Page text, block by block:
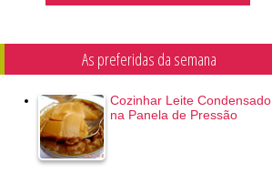
As preferidas da semana
Cozinhar Leite Condensado
na Panela de Pressão